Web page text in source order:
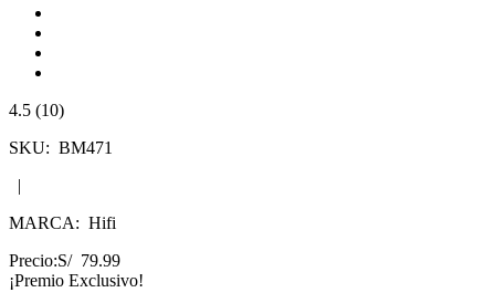
4.5 (10)
SKU: BM471
|
MARCA: Hifi
Precio:S/ 79.99
¡Premio Exclusivo!